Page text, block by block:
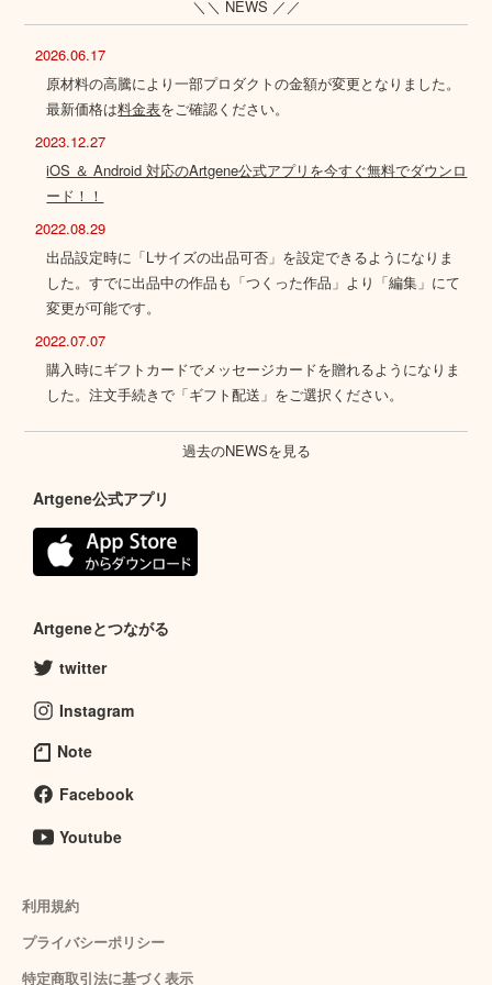
＼＼ NEWS ／／
2026.06.17
原材料の高騰により一部プロダクトの金額が変更となりました。
最新価格は料金表をご確認ください。
2023.12.27
iOS ＆ Android 対応のArtgene公式アプリを今すぐ無料でダウンロ
ード！！
2022.08.29
出品設定時に「Lサイズの出品可否」を設定できるようになりま
した。すでに出品中の作品も「つくった作品」より「編集」にて
変更が可能です。
2022.07.07
購入時にギフトカードでメッセージカードを贈れるようになりま
した。注文手続きで「ギフト配送」をご選択ください。
過去のNEWSを見る
Artgene公式アプリ
Artgeneとつながる
twitter
Instagram
Note
Facebook
Youtube
利用規約
プライバシーポリシー
特定商取引法に基づく表示